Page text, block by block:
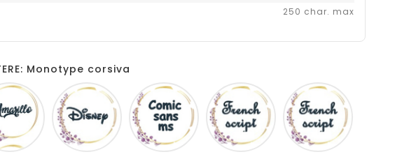
250 char. max
Monotype corsiva
Amarillo Disney
Comic
sans
ms
French
script